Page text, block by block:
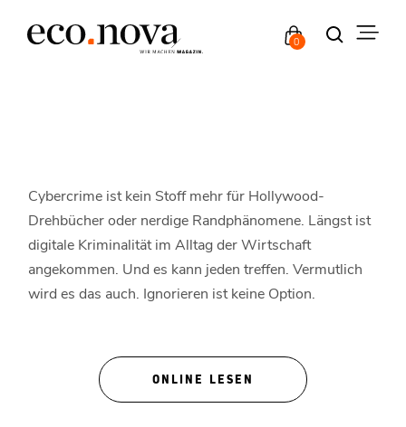
0
Cybercrime ist kein Stoff mehr für Hollywood-
Drehbücher oder nerdige Randphänomene. Längst ist
digitale Kriminalität im Alltag der Wirtschaft
angekommen. Und es kann jeden treffen. Vermutlich
wird es das auch. Ignorieren ist keine Option.
ONLINE LESEN